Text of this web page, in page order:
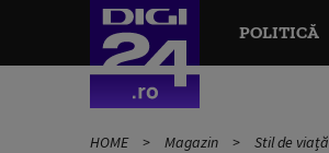
POLITICĂ
HOME Magazin Stil de viață